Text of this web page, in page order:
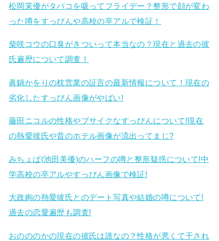
松岡茉優がタバコを吸ってフライデー？整形で顔が変わ
った噂をすっぴんや高校の卒アルで検証！
柴咲コウの口臭がきついって本当なの？現在と過去の彼
氏遍歴について調査！
眞鍋かをりの枕営業の証言の最新情報について！現在の
劣化したすっぴん画像がやばい!
藤田ニコルの性格やブサイクなすっぴんについて!現在
の熱愛彼氏や昔のホテル画像が流出ってまじ?
みちょぱ(池田美優)のハーフの噂と整形疑惑について!中
学高校の卒アルやすっぴん画像で検証!
大政絢の熱愛彼氏とのデート写真や結婚の噂について!
過去の恋愛遍歴も調査!
おのののかの現在の彼氏は誰なの？性格が悪くて干され